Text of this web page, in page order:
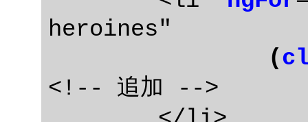
heroines"
(
<!-- 追加 -->